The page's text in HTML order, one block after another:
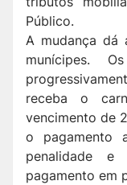
Público.
A mudança dá
munícipes.
receba o
vencimento de
o pagamento
penalidade
pagamento em